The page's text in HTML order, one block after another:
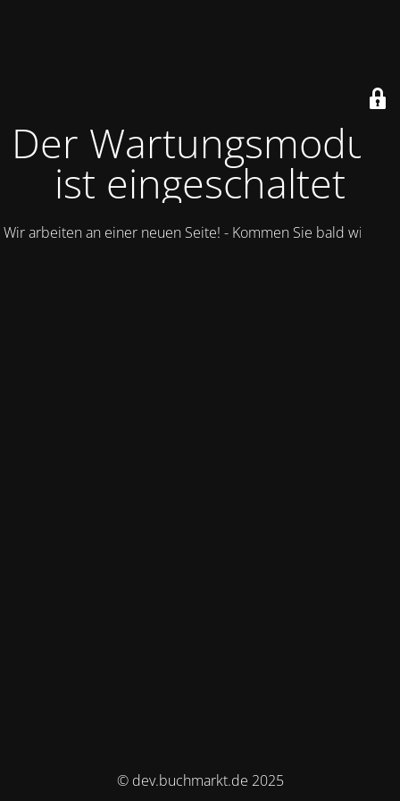
Der Wartungsmodus
ist eingeschaltet
Wir arbeiten an einer neuen Seite! - Kommen Sie bald wieder.
© dev.buchmarkt.de 2025